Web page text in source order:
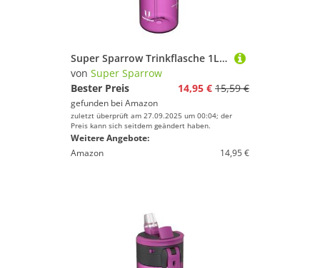
Super Sparrow Trinkflasche 1L - TouchSip Wasserflasche - BPA-frei - Ideale Sportflasche - Strohhalm Tritan Flasche für Sport, Outdoor und Camping - Leicht, Nachhaltig
von Super Sparrow
Bester Preis
14,95 € 15,59 €
gefunden bei Amazon
zuletzt überprüft am 27.09.2025 um 00:04; der
Preis kann sich seitdem geändert haben.
Weitere Angebote:
Amazon
14,95 €